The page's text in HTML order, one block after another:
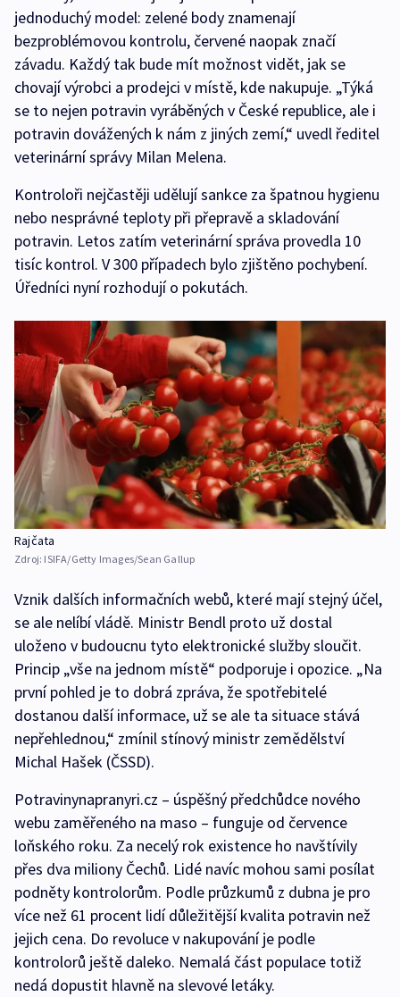
jednoduchý model: zelené body znamenají
bezproblémovou kontrolu, červené naopak značí
závadu. Každý tak bude mít možnost vidět, jak se
chovají výrobci a prodejci v místě, kde nakupuje. „Týká
se to nejen potravin vyráběných v České republice, ale i
potravin dovážených k nám z jiných zemí,“ uvedl ředitel
veterinární správy Milan Melena.
Kontroloři nejčastěji udělují sankce za špatnou hygienu
nebo nesprávné teploty při přepravě a skladování
potravin. Letos zatím veterinární správa provedla 10
tisíc kontrol. V 300 případech bylo zjištěno pochybení.
Úředníci nyní rozhodují o pokutách.
Rajčata
Zdroj: ISIFA/Getty Images/Sean Gallup
Vznik dalších informačních webů, které mají stejný účel,
se ale nelíbí vládě. Ministr Bendl proto už dostal
uloženo v budoucnu tyto elektronické služby sloučit.
Princip „vše na jednom místě“ podporuje i opozice. „Na
první pohled je to dobrá zpráva, že spotřebitelé
dostanou další informace, už se ale ta situace stává
nepřehlednou,“ zmínil stínový ministr zemědělství
Michal Hašek (ČSSD).
Potravinynapranyri.cz – úspěšný předchůdce nového
webu zaměřeného na maso – funguje od července
loňského roku. Za necelý rok existence ho navštívily
přes dva miliony Čechů. Lidé navíc mohou sami posílat
podněty kontrolorům. Podle průzkumů z dubna je pro
více než 61 procent lidí důležitější kvalita potravin než
jejich cena. Do revoluce v nakupování je podle
kontrolorů ještě daleko. Nemalá část populace totiž
nedá dopustit hlavně na slevové letáky.